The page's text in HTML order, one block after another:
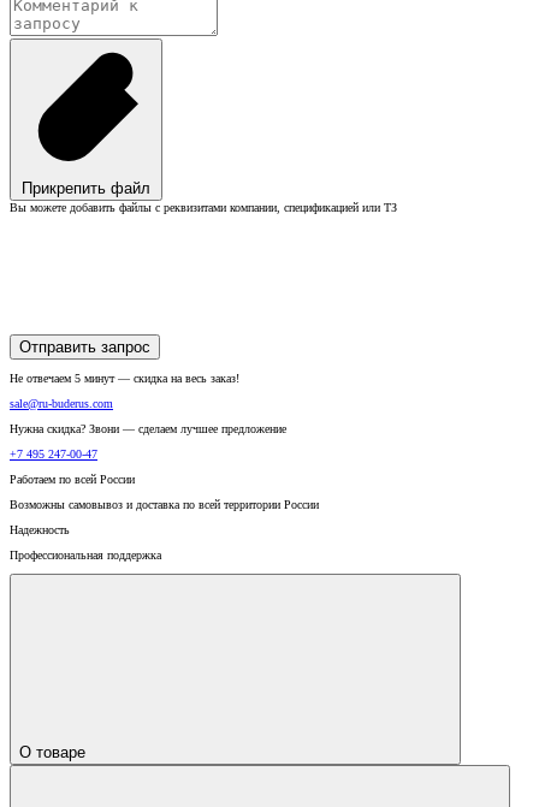
Прикрепить файл
Вы можете добавить файлы с реквизитами компании, спецификацией или ТЗ
Отправить запрос
Не отвечаем 5 минут — скидка на весь заказ!
sale@ru-buderus.com
Нужна скидка? Звони — сделаем лучшее предложение
+7 495 247-00-47
Работаем по всей России
Возможны самовывоз и доставка по всей территории России
Надежность
Профессиональная поддержка
О товаре